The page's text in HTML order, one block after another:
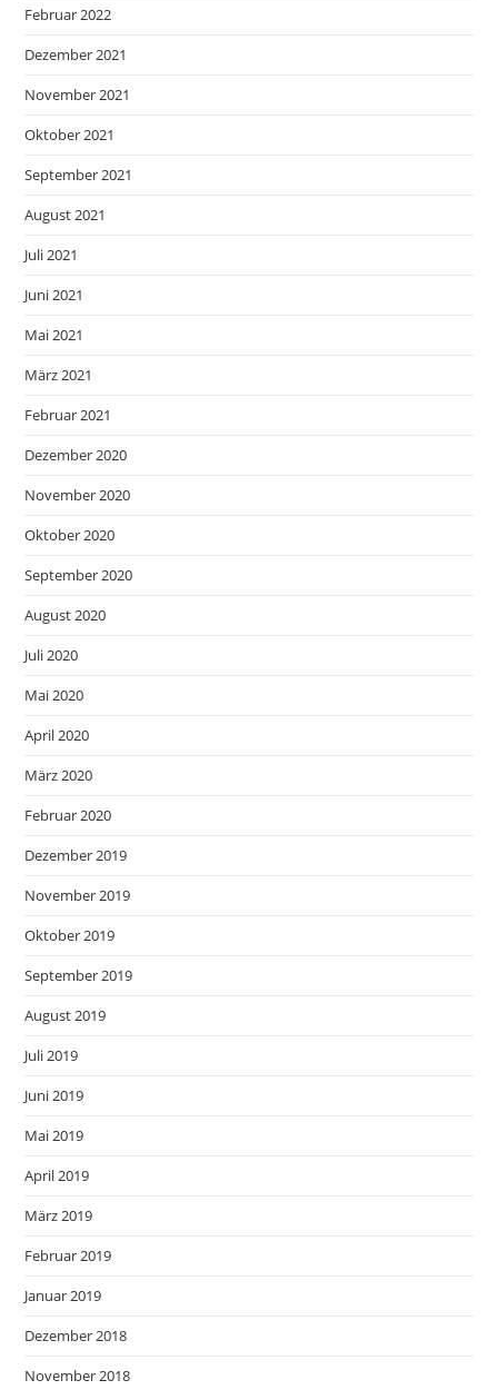
Februar 2022
Dezember 2021
November 2021
Oktober 2021
September 2021
August 2021
Juli 2021
Juni 2021
Mai 2021
März 2021
Februar 2021
Dezember 2020
November 2020
Oktober 2020
September 2020
August 2020
Juli 2020
Mai 2020
April 2020
März 2020
Februar 2020
Dezember 2019
November 2019
Oktober 2019
September 2019
August 2019
Juli 2019
Juni 2019
Mai 2019
April 2019
März 2019
Februar 2019
Januar 2019
Dezember 2018
November 2018